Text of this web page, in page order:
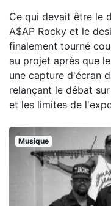
Ce qui devait être le
A$AP Rocky et le
finalement tourné
au projet après que
une capture d'écran
relançant le débat
et les limites de
Musique